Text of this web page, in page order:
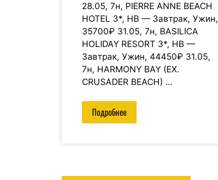
28.05, 7н, PIERRE ANNE BEACH
HOTEL 3*, HB — Завтрак, Ужин,
35700₽ 31.05, 7н, BASILICA
HOLIDAY RESORT 3*, HB —
Завтрак, Ужин, 44450₽ 31.05,
7н, HARMONY BAY (EX.
CRUSADER BEACH) …
Подробнее